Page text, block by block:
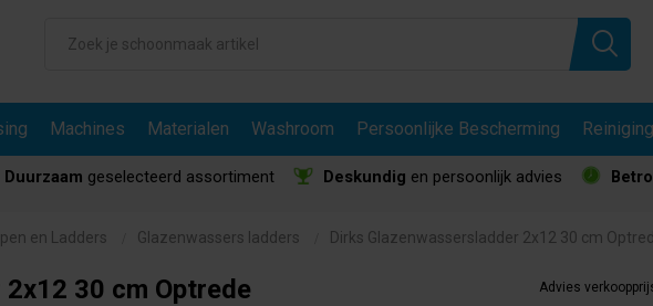
Machines Materialen Washroom Persoonlijke Bescherming
Duurzaam geselecteerd assortiment Deskundig en persoonlijk advies
en Ladders Glazenwassers ladders Dirks Glazenwassersladder 2x12 30 cm
30 cm Optrede Advies